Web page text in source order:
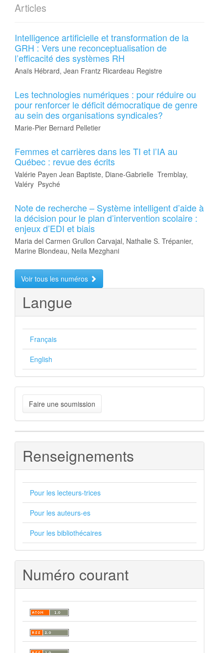
Articles
Intelligence artificielle et transformation de la
GRH : Vers une reconceptualisation de
l’efficacité des systèmes RH
Anaïs Hébrard, Jean Frantz Ricardeau Registre
Les technologies numériques : pour réduire ou
pour renforcer le déficit démocratique de genre
au sein des organisations syndicales?
Marie-Pier Bernard Pelletier
Femmes et carrières dans les TI et l’IA au
Québec : revue des écrits
Valérie Payen Jean Baptiste, Diane-Gabrielle Tremblay,
Valéry Psyché
Note de recherche – Système intelligent d’aide à
la décision pour le plan d’intervention scolaire :
enjeux d’EDI et biais
Maria del Carmen Grullon Carvajal, Nathalie S. Trépanier,
Marine Blondeau, Neila Mezghani
Voir tous les numéros
Langue
Français
English
Faire
une
soumission
Faire une soumission
Renseignements
Pour les lecteurs-trices
Pour les auteurs-es
Pour les bibliothécaires
Numéro courant